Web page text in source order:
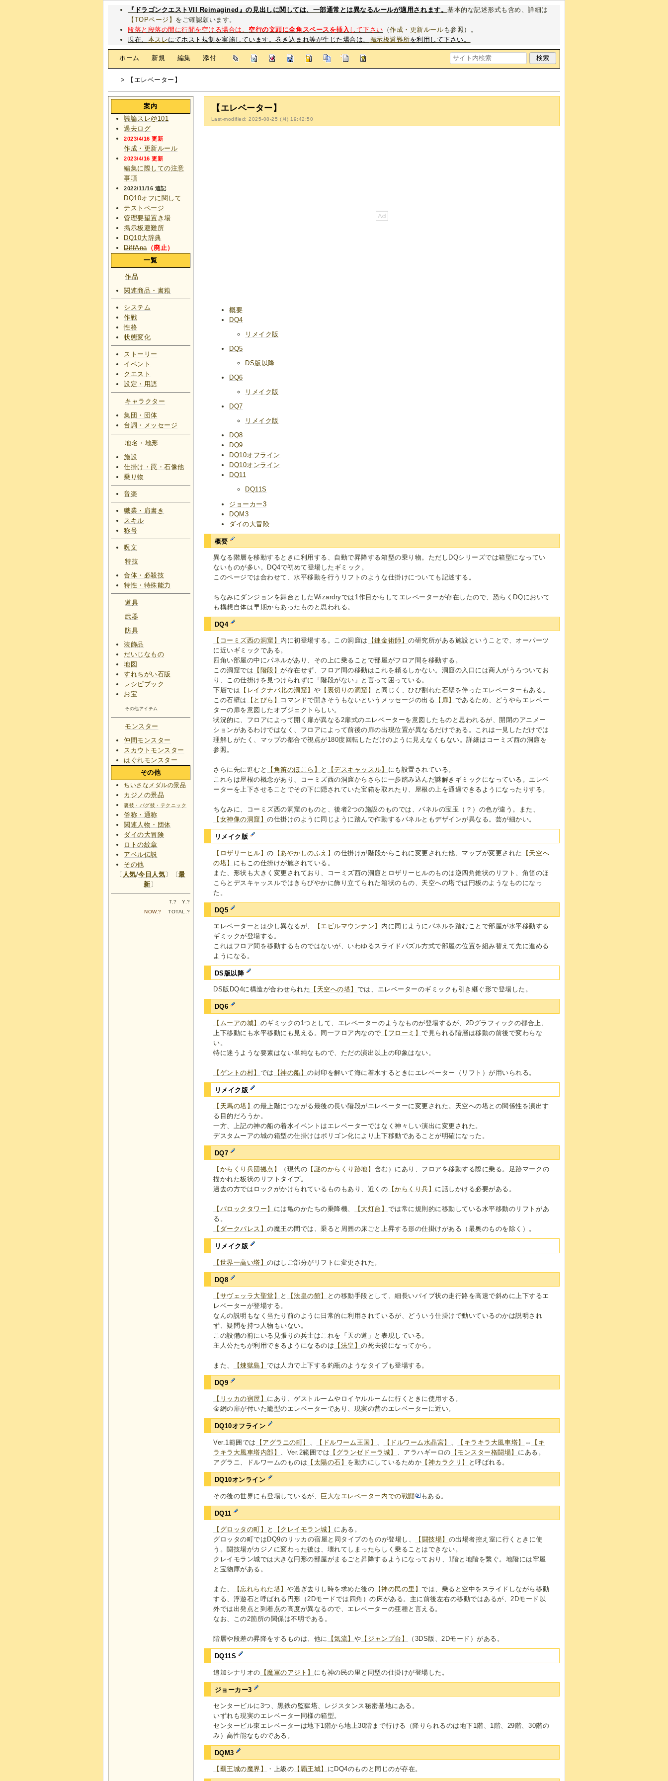
『ドラゴンクエストVII Reimagined』の見出しに関しては、一部通常とは異なるルールが適用されます。基本的な記述形式も含め、詳細は
【TOPページ】 をご確認願います。
段落と段落の間に行間を空ける場合は、 空行の文頭に全角スペースを挿入 して下さい （作成・更新ルール も参照）。
現在、 本スレにてホスト規制を実施しています。巻き込まれ等が生じた場合は、 掲示板避難所を利用して下さい。
ホーム 新規 編集 添付
> 【エレベーター】
【エレベーター】
Last-modified: 2025-08-25 (月) 19:42:50
概要
DQ4
リメイク版
DQ5
DS版以降
DQ6
リメイク版
DQ7
リメイク版
DQ8
DQ9
DQ10オフライン
DQ10オンライン
DQ11
DQ11S
ジョーカー3
DQM3
ダイの大冒険
概要
異なる階層を移動するときに利用する、自動で昇降する箱型の乗り物。ただしDQシリーズでは箱型になってい
ないものが多い。DQ4で初めて登場したギミック。
このページでは合わせて、水平移動を行うリフトのような仕掛けについても記述する。
ちなみにダンジョンを舞台としたWizardryでは1作目からしてエレベーターが存在したので、恐らくDQにおいて
も構想自体は早期からあったものと思われる。
DQ4
【コーミズ西の洞窟】 内に初登場する。この洞窟は 【錬金術師】の研究所がある施設ということで、オーパーツ
に近いギミックである。
四角い部屋の中にパネルがあり、その上に乗ることで部屋がフロア間を移動する。
この洞窟では 【階段】が存在せず、フロア間の移動はこれを頼るしかない。洞窟の入口には商人がうろついてお
り、この仕掛けを見つけられずに「階段がない」と言って困っている。
下層では 【レイクナバ北の洞窟】 や 【裏切りの洞窟】
と同じく、ひび割れた石壁を伴ったエレベーターもある。
この石壁は
【とびら】 コマンドで開きそうもないというメッセージの出る 【扉】 であるため、どうやらエレベー
ターの扉を意図したオブジェクトらしい。
状況的に、フロアによって開く扉が異なる2扉式のエレベーターを意図したものと思われるが、開閉のアニメー
ションがあるわけではなく、フロアによって前後の扉の出現位置が異なるだけである。これは一見しただけでは
理解しがたく、マップの都合で視点が180度回転しただけのように見えなくもない。詳細はコーミズ西の洞窟を
参照。
さらに先に進むと 【角笛のほこら】 と 【デスキャッスル】 にも設置されている。
これらは屋根の概念があり、コーミズ西の洞窟からさらに一歩踏み込んだ謎解きギミックになっている。エレベ
ーターを上下させることでその下に隠されていた宝箱を取れたり、屋根の上を通過できるようになったりする。
ちなみに、コーミズ西の洞窟のものと、後者2つの施設のものでは、パネルの宝玉（？）の色が違う。また、
【女神像の洞窟】の仕掛けのように同じように踏んで作動するパネルともデザインが異なる。芸が細かい。
リメイク版
【ロザリーヒル】の 【あやかしのふえ】の仕掛けが階段からこれに変更された他、マップが変更された
【天空へ
の塔】 にもこの仕掛けが施されている。
また、形状も大きく変更されており、コーミズ西の洞窟とロザリーヒルのものは逆四角錐状のリフト、角笛のほ
こらとデスキャッスルではきらびやかに飾り立てられた箱状のもの、天空への塔では円板のようなものになっ
た。
DQ5
エレベーターとは少し異なるが、 【エビルマウンテン】 内に同じようにパネルを踏むことで部屋が水平移動する
ギミックが登場する。
これはフロア間を移動するものではないが、いわゆるスライドパズル方式で部屋の位置を組み替えて先に進める
ようになる。
DS版以降
DS版DQ4に構造が合わせられた 【天空への塔】 では、エレベーターのギミックも引き継ぐ形で登場した。
DQ6
【ムーアの城】 のギミックの1つとして、エレベーターのようなものが登場するが、2Dグラフィックの都合上、
上下移動にも水平移動にも見える。同一フロア内なので 【フローミ】で見られる階層は移動の前後で変わらな
い。
特に迷うような要素はない単純なもので、ただの演出以上の印象はない。
【ゲントの村】 では 【神の船】の封印を解いて海に着水するときにエレベーター（リフト）が用いられる。
リメイク版
【天馬の塔】の最上階につながる最後の長い階段がエレベーターに変更された。天空への塔との関係性を演出す
る目的だろうか。
一方、上記の神の船の着水イベントはエレベーターではなく神々しい演出に変更された。
デスタムーアの城の箱型の仕掛けはポリゴン化により上下移動であることが明確になった。
DQ7
【からくり兵団拠点】 （現代の 【謎のからくり跡地】 含む）にあり、フロアを移動する際に乗る。足跡マークの
描かれた板状のリフトタイプ。
過去の方ではロックがかけられているものもあり、近くの 【からくり兵】 に話しかける必要がある。
【バロックタワー】 には亀のかたちの乗降機、 【大灯台】 では常に規則的に移動している水平移動のリフトがあ
る。
【ダークパレス】の魔王の間では、乗ると周囲の床ごと上昇する形の仕掛けがある（最奥のものを除く）。
リメイク版
【世界一高い塔】のはしご部分がリフトに変更された。
DQ8
【サヴェッラ大聖堂】 と 【法皇の館】
との移動手段として、細長いパイプ状の走行路を高速で斜めに上下するエ
レベーターが登場する。
なんの説明もなく当たり前のように日常的に利用されているが、どういう仕掛けで動いているのかは説明され
ず、疑問を持つ人物もいない。
この設備の前にいる見張りの兵士はこれを「天の道」と表現している。
主人公たちが利用できるようになるのは 【法皇】の死去後になってから。
また、 【煉獄島】では人力で上下する釣瓶のようなタイプも登場する。
DQ9
【リッカの宿屋】 にあり、ゲストルームやロイヤルルームに行くときに使用する。
金網の扉が付いた籠型のエレベーターであり、現実の昔のエレベーターに近い。
DQ10オフライン
Ver.1範囲では 【アグラニの町】 【ドルワーム王国】 【ドルワーム水晶宮】 【キラキラ大風車塔】 ⇔
【キ
ラキラ大風車塔内部】
、Ver.2範囲では 【グランゼドーラ城】 、アラハギーロの 【モンスター格闘場】 にある。
アグラニ、ドルワームのものは 【太陽の石】 を動力にしているためか 【神カラクリ】 と呼ばれる。
DQ10オンライン
その後の世界にも登場しているが、 巨大なエレベーター内での戦闘 もある。
DQ11
【グロッタの町】 と 【クレイモラン城】 にある。
グロッタの町ではDQ9のリッカの宿屋と同タイプのものが登場し、
【闘技場】 の出場者控え室に行くときに使
う。闘技場がカジノに変わった後は、壊れてしまったらしく乗ることはできない。
クレイモラン城では大きな円形の部屋がまるごと昇降するようになっており、1階と地階を繋ぐ。地階には牢屋
と宝物庫がある。
また、 【忘れられた塔】 や過ぎ去りし時を求めた後の 【神の民の里】では、乗ると空中をスライドしながら移動
する、浮遊石と呼ばれる円形（2Dモードでは四角）の床がある。主に前後左右の移動ではあるが、2Dモード以
外では出発点と到着点の高度が異なるので、エレベーターの亜種と言える。
なお、この2箇所の関係は不明である。
階層や段差の昇降をするものは、他に 【気流】 や 【ジャンプ台】 （3DS版、2Dモード）がある。
DQ11S
追加シナリオの 【魔軍のアジト】 にも神の民の里と同型の仕掛けが登場した。
ジョーカー3
センタービルに3つ、黒鉄の監獄塔、レジスタンス秘密基地にある。
いずれも現実のエレベーター同様の箱型。
センタービル東エレベーターは地下1階から地上30階まで行ける（降りられるのは地下1階、1階、29階、30階の
み）高性能なものである。
DQM3
【覇王城の魔界】 ・上級の 【覇王城】 にDQ4のものと同じのが存在。
案内
議論スレ@101
過去ログ
2023/4/16 更新
作成・更新ルール
2023/4/16 更新
編集に際しての注意
事項
2022/11/16 追記
DQ10オフに関して
テストページ
管理要望置き場
掲示板避難所
DQ10大辞典
DiffAna（廃止）
一覧
作品
関連商品・書籍
システム
作戦
性格
状態変化
ストーリー
イベント
クエスト
設定・用語
キャラクター
集団・団体
台詞・メッセージ
地名・地形
施設
仕掛け・罠・石像他
乗り物
音楽
職業・肩書き
スキル
称号
呪文
特技
合体・必殺技
特性・特殊能力
道具
武器
防具
装飾品
だいじなもの
地図
すれちがい石版
レシピブック
お宝
その他アイテム
モンスター
仲間モンスター
スカウトモンスター
はぐれモンスター
その他
ちいさなメダルの景品
カジノの景品
裏技・バグ技・テクニック
俗称・通称
関連人物・団体
ダイの大冒険
ロトの紋章
アベル伝説
その他
〔 人気/今日人気〕〔最
新 〕
T.? Y.?
NOW.? TOTAL.?